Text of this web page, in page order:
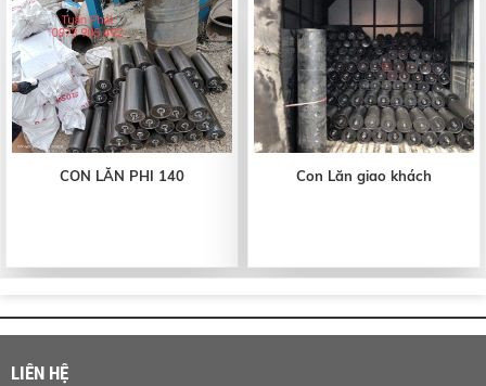
CON LĂN PHI 140 Con Lăn giao khách
LIÊN HỆ